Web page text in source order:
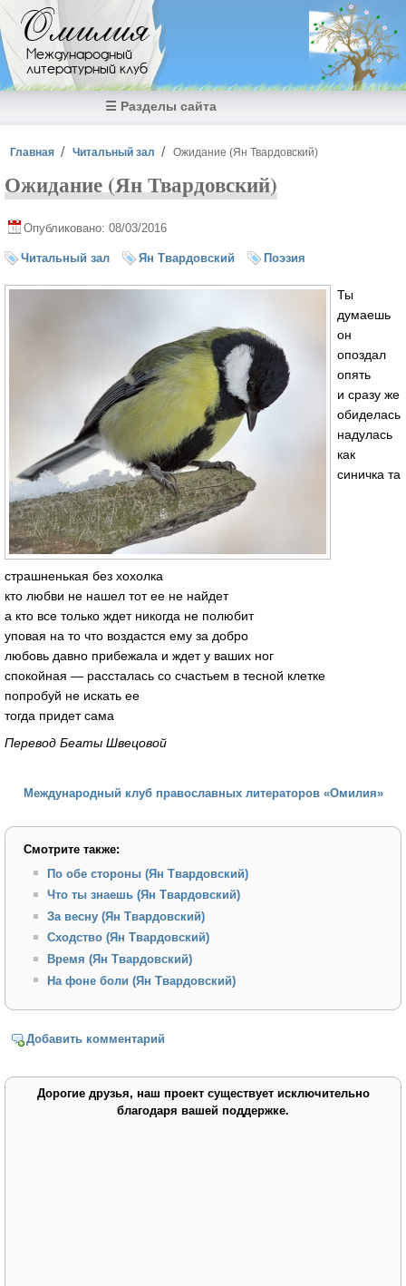
Перейти к основному содержанию
Омилия
Международный
литературный клуб
☰ Разделы сайта
Вы здесь
Главная Читальный зал Ожидание (Ян Твардовский)
Ожидание (Ян Твардовский)
Опубликовано: 08/03/2016
Читальный зал Ян Твардовский Поэзия
Ты
думаешь
он
опоздал
опять
и сразу же
обиделась
надулась
как
синичка та
страшненькая без хохолка
кто любви не нашел тот ее не найдет
а кто все только ждет никогда не полюбит
уповая на то что воздастся ему за добро
любовь давно прибежала и ждет у ваших ног
спокойная — рассталась со счастьем в тесной клетке
попробуй не искать ее
тогда придет сама
Перевод Беаты Швецовой
Международный клуб православных литераторов «Омилия»
Смотрите также:
По обе стороны (Ян Твардовский)
Что ты знаешь (Ян Твардовский)
За весну (Ян Твардовский)
Сходство (Ян Твардовский)
Время (Ян Твардовский)
На фоне боли (Ян Твардовский)
Добавить комментарий
Дорогие друзья, наш проект существует исключительно
благодаря вашей поддержке.